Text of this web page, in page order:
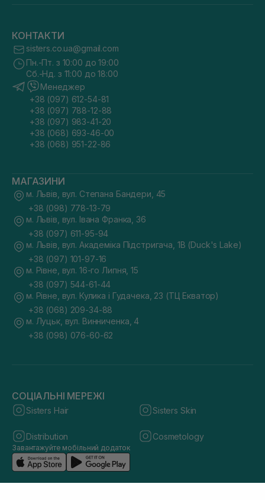
КОНТАКТИ
sisters.co.ua@gmail.com
Пн.-Пт. з 10:00 до 19:00
Сб.-Нд. з 11:00 до 18:00
Менеджер
+38 (097) 612-54-81
+38 (097) 788-12-88
+38 (097) 983-41-20
+38 (068) 693-46-00
+38 (068) 951-22-86
МАГАЗИНИ
м. Львів, вул. Степана Бандери, 45
+38 (098) 778-13-79
м. Львів, вул. Івана Франка, 36
+38 (097) 611-95-94
м. Львів, вул. Академіка Підстригача, 1В (Duck's Lake)
+38 (097) 101-97-16
м. Рівне, вул. 16-го Липня, 15
+38 (097) 544-61-44
м. Рівне, вул. Кулика і Гудачека, 23 (ТЦ Екватор)
+38 (068) 209-34-88
м. Луцьк, вул. Винниченка, 4
+38 (098) 076-60-62
СОЦІАЛЬНІ МЕРЕЖІ
Sisters Hair Sisters Skin
Distribution Cosmetology
Завантажуйте мобільний додаток